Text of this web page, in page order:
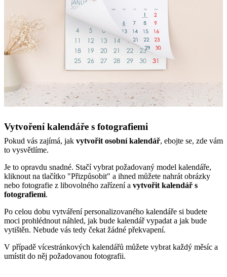
Vytvoření kalendáře s fotografiemi
Pokud vás zajímá, jak vytvořit osobní kalendář, ebojte se, zde vám
to vysvětlíme.
Je to opravdu snadné. Stačí vybrat požadovaný model kalendáře,
kliknout na tlačítko "Přizpůsobit" a ihned můžete nahrát obrázky
nebo fotografie z libovolného zařízení a vytvořit kalendář s
fotografiemi.
Po celou dobu vytváření personalizovaného kalendáře si budete
moci prohlédnout náhled, jak bude kalendář vypadat a jak bude
vytištěn. Nebude vás tedy čekat žádné překvapení.
V případě vícestránkových kalendářů můžete vybrat každý měsíc a
umístit do něj požadovanou fotografii.